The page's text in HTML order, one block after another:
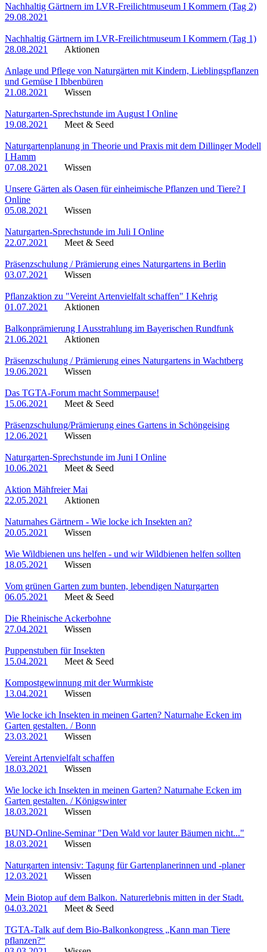
Nachhaltig Gärtnern im LVR-Freilichtmuseum I Kommern (Tag 2)
29.08.2021
Nachhaltig Gärtnern im LVR-Freilichtmuseum I Kommern (Tag 1)
28.08.2021
Aktionen
Anlage und Pflege von Naturgärten mit Kindern, Lieblingspflanzen
und Gemüse I Ibbenbüren
21.08.2021
Wissen
Naturgarten-Sprechstunde im August I Online
19.08.2021
Meet & Seed
Naturgartenplanung in Theorie und Praxis mit dem Dillinger Modell
I Hamm
07.08.2021
Wissen
Unsere Gärten als Oasen für einheimische Pflanzen und Tiere? I
Online
05.08.2021
Wissen
Naturgarten-Sprechstunde im Juli I Online
22.07.2021
Meet & Seed
Präsenzschulung / Prämierung eines Naturgartens in Berlin
03.07.2021
Wissen
Pflanzaktion zu "Vereint Artenvielfalt schaffen" I Kehrig
01.07.2021
Aktionen
Balkonprämierung I Ausstrahlung im Bayerischen Rundfunk
21.06.2021
Aktionen
Präsenzschulung / Prämierung eines Naturgartens in Wachtberg
19.06.2021
Wissen
Das TGTA-Forum macht Sommerpause!
15.06.2021
Meet & Seed
Präsenzschulung/Prämierung eines Gartens in Schöngeising
12.06.2021
Wissen
Naturgarten-Sprechstunde im Juni I Online
10.06.2021
Meet & Seed
Aktion Mähfreier Mai
22.05.2021
Aktionen
Naturnahes Gärtnern - Wie locke ich Insekten an?
20.05.2021
Wissen
Wie Wildbienen uns helfen - und wir Wildbienen helfen sollten
18.05.2021
Wissen
Vom grünen Garten zum bunten, lebendigen Naturgarten
06.05.2021
Meet & Seed
Die Rheinische Ackerbohne
27.04.2021
Wissen
Puppenstuben für Insekten
15.04.2021
Meet & Seed
Kompostgewinnung mit der Wurmkiste
13.04.2021
Wissen
Wie locke ich Insekten in meinen Garten? Naturnahe Ecken im
Garten gestalten. / Bonn
23.03.2021
Wissen
Vereint Artenvielfalt schaffen
18.03.2021
Wissen
Wie locke ich Insekten in meinen Garten? Naturnahe Ecken im
Garten gestalten. / Königswinter
18.03.2021
Wissen
BUND-Online-Seminar "Den Wald vor lauter Bäumen nicht..."
18.03.2021
Wissen
Naturgarten intensiv: Tagung für Gartenplanerinnen und -planer
12.03.2021
Wissen
Mein Biotop auf dem Balkon. Naturerlebnis mitten in der Stadt.
04.03.2021
Meet & Seed
TGTA-Talk auf dem Bio-Balkonkongress „Kann man Tiere
pflanzen?“